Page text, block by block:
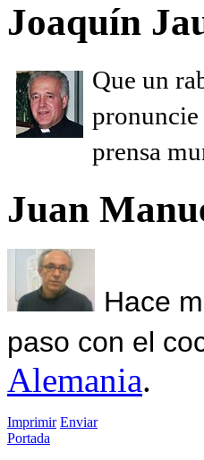
Joaquín
Que un
pronuncie
prensa
Juan
Hace
paso con el
Alemania.
Imprimir Enviar
Portada